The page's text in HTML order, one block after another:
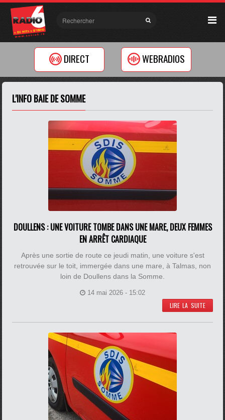
DIRECT WEBRADIOS
L'INFO BAIE DE SOMME
DOULLENS : UNE VOITURE TOMBE DANS UNE MARE, DEUX FEMMES
EN ARRÊT CARDIAQUE
Après une sortie de route ce jeudi matin, une voiture s'est
retrouvée sur le toit, immergée dans une mare, à Talmas, non
loin de Doullens dans la Somme.
14 mai 2026 - 15:02
LIRE LA SUITE